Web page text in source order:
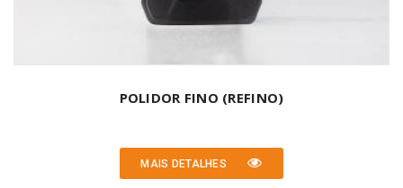
POLIDOR FINO (REFINO)
MAIS DETALHES